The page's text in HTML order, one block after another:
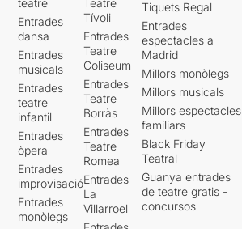
Entrades
dansa
Entrades
musicals
Entrades
teatre
infantil
Entrades
òpera
Entrades
improvisació
Entrades
monòlegs
Tívoli
Entrades
Teatre
Coliseum
Entrades
Teatre
Borràs
Entrades
Teatre
Romea
Entrades
La
Villarroel
Tiquets Regal
Entrades
espectacles a
Madrid
Millors monòlegs
Millors musicals
Millors espectacles
familiars
Black Friday
Teatral
Guanya entrades
de teatre gratis -
concursos